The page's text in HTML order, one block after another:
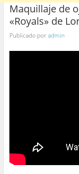
Maquillaje de
«Royals» de
Publicado poradmin